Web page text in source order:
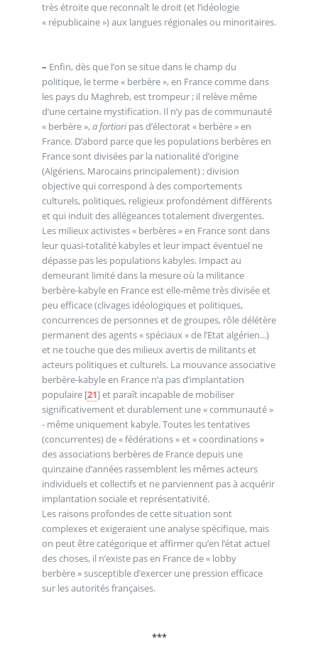
très étroite que reconnaît le droit (et l’idéologie
« républicaine ») aux langues régionales ou minoritaires.
– Enfin, dès que l’on se situe dans le champ du
politique, le terme « berbère », en France comme dans
les pays du Maghreb, est trompeur ; il relève même
d’une certaine mystification. Il n’y pas de communauté
« berbère », a fortioripas d’électorat « berbère » en
France. D’abord parce que les populations berbères en
France sont divisées par la nationalité d’origine
(Algériens, Marocains principalement) ; division
objective qui correspond à des comportements
culturels, politiques, religieux profondément différents
et qui induit des allégeances totalement divergentes.
Les milieux activistes « berbères » en France sont dans
leur quasi-totalité kabyles et leur impact éventuel ne
dépasse pas les populations kabyles. Impact au
demeurant limité dans la mesure où la militance
berbère-kabyle en France est elle-même très divisée et
peu efficace (clivages idéologiques et politiques,
concurrences de personnes et de groupes, rôle délétère
permanent des agents « spéciaux » de l’Etat algérien...)
et ne touche que des milieux avertis de militants et
acteurs politiques et culturels. La mouvance associative
berbère-kabyle en France n’a pas d’implantation
populaire[21]et paraît incapable de mobiliser
significativement et durablement une « communauté »
- même uniquement kabyle. Toutes les tentatives
(concurrentes) de « fédérations » et « coordinations »
des associations berbères de France depuis une
quinzaine d’années rassemblent les mêmes acteurs
individuels et collectifs et ne parviennent pas à acquérir
implantation sociale et représentativité.
Les raisons profondes de cette situation sont
complexes et exigeraient une analyse spécifique, mais
on peut être catégorique et affirmer qu’en l’état actuel
des choses, il n’existe pas en France de « lobby
berbère » susceptible d’exercer une pression efficace
sur les autorités françaises.
***